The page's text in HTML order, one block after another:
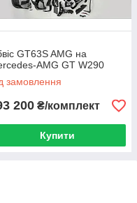
GT63S AMG на
AMG GT W290
замовлення
200 ₴/комплект
Купити